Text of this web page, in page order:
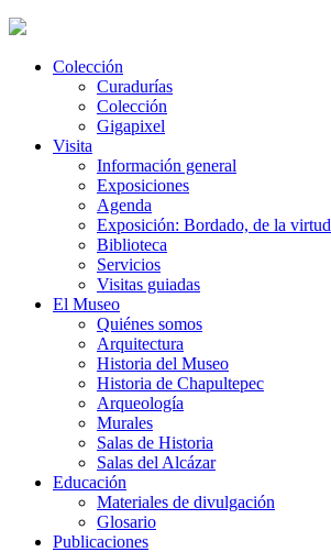
Colección
Curadurías
Colección
Gigapixel
Visita
Información general
Exposiciones
Agenda
Exposición: Bordado, de la virtud
Biblioteca
Servicios
Visitas guiadas
El Museo
Quiénes somos
Arquitectura
Historia del Museo
Historia de Chapultepec
Arqueología
Murales
Salas de Historia
Salas del Alcázar
Educación
Materiales de divulgación
Glosario
Publicaciones